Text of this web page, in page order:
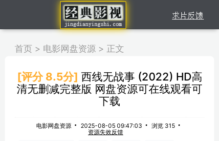
首页 > 电影网盘资源 > 正文
[评分 8.5分] 西线无战事 (2022) HD高
清无删减完整版 网盘资源可在线观看可
下载
电影网盘资源 2025-08-05 09:47:03
浏览 315
资源失效反馈